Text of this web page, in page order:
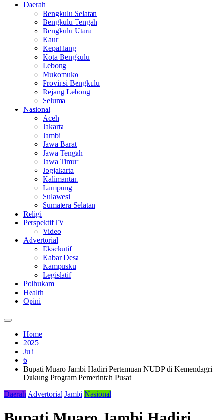
Daerah
Bengkulu Selatan
Bengkulu Tengah
Bengkulu Utara
Kaur
Kepahiang
Kota Bengkulu
Lebong
Mukomuko
Provinsi Bengkulu
Rejang Lebong
Seluma
Nasional
Aceh
Jakarta
Jambi
Jawa Barat
Jawa Tengah
Jawa Timur
Jogjakarta
Kalimantan
Lampung
Sulawesi
Sumatera Selatan
Religi
PerspektifTV
Video
Advertorial
Eksekutif
Kabar Desa
Kampusku
Legislatif
Polhukam
Health
Opini
Home
2025
Juli
6
Bupati Muaro Jambi Hadiri Pertemuan NUDP di Kemendagri
Dukung Program Pemerintah Pusat
Daerah Advertorial Jambi Nasional